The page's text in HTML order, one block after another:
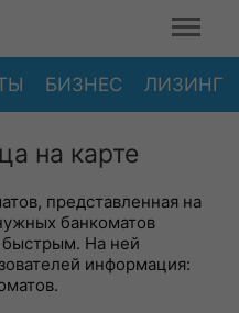
БИЗНЕС ЛИЗИНГ
на карте
представленная на
банкоматов
На ней
информация: